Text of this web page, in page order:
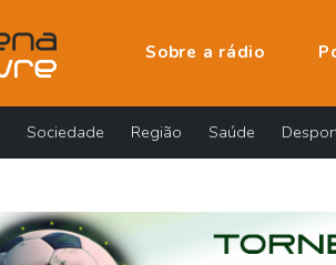
Sobre a rádio
Sociedade Região Saúde